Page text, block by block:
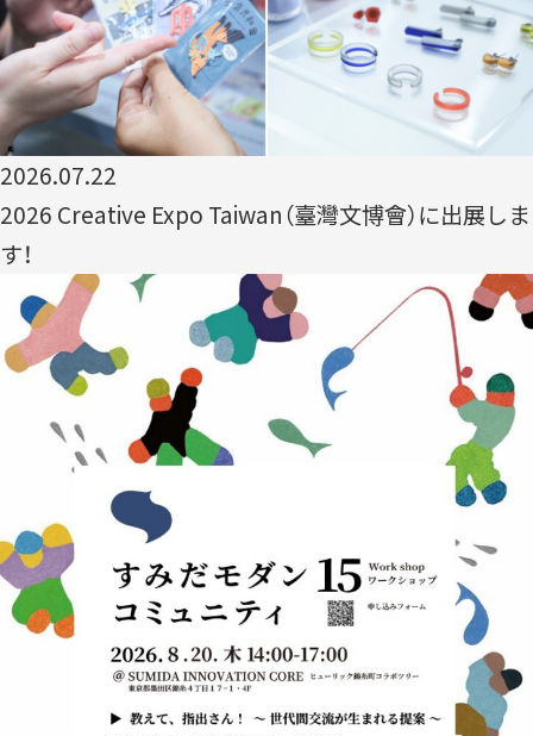
2026.07.22
2026 Creative Expo Taiwan（臺灣文博會）に出展しま
す！